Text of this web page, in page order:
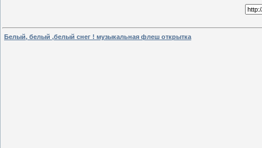
Белый, белый ,белый снег ! музыкальная флеш открытка